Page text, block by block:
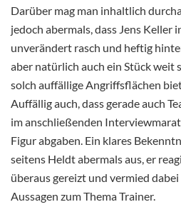
Darüber mag man inhaltlich
jedoch abermals, dass Jens Keller
unverändert rasch und heftig
aber natürlich auch ein Stück weit
solch auffällige Angriffsflächen
Auffällig auch, dass gerade auch
im anschließenden
Figur abgaben. Ein klares
seitens Heldt abermals aus, er
überaus gereizt und vermied
Aussagen zum Thema Trainer.